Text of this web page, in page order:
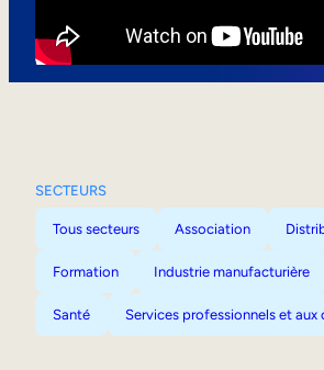
SECTEURS
Tous secteurs Association
Formation Industrie manufacturière
Santé Services professionnels et aux